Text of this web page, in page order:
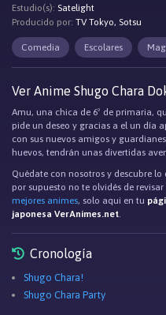
Estudio(s): Satelight
Producido por: TV Tokyo, Sotsu
Comedia Escolares
Ver Anime Shugo Chara
Amu, una chica de 6º de primaria,
pide un deseo y gracias a el un día
con sus nuevos amigos y
huevos, tendrán unas divertidas
Quédate con nosotros y descubre lo
por supuesto no te olvidés de
mejores animes, solo aqui en tu
japonesa VerAnimes.net.
Cronología
Shugo Chara!
Shugo Chara Party